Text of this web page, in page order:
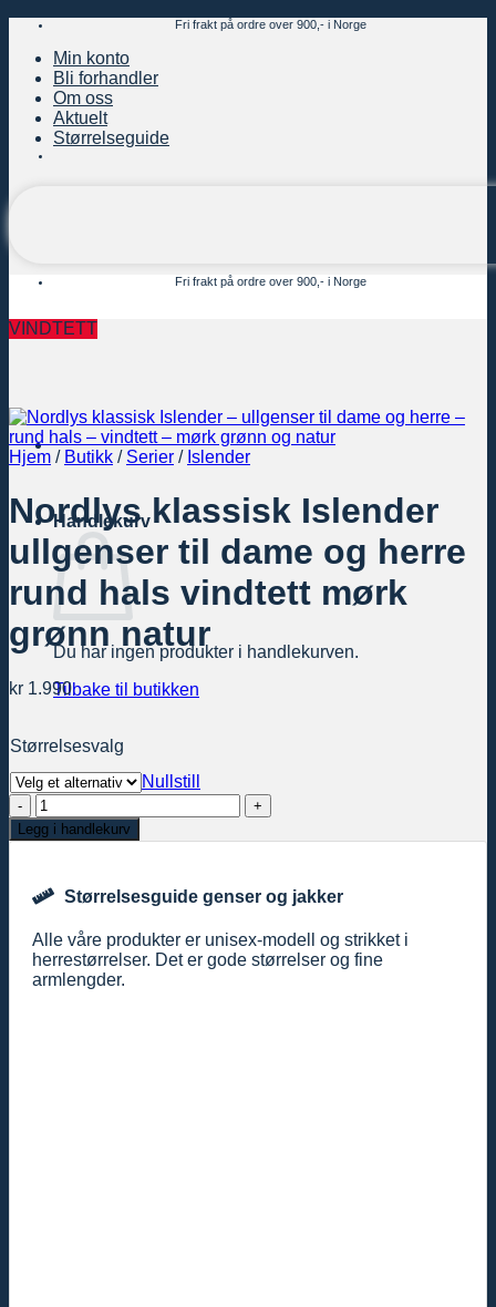
Skip
content
Fri frakt på ordre over 900,- i Norge
Min konto
Bli forhandler
Om oss
Aktuelt
Størrelseguide
Handlekurv
Du har ingen produkter i handlekurven.
Tilbake til butikken
Fri frakt på ordre over 900,- i Norge
VINDTETT
Hjem / Butikk / Serier / Islender
Nordlys klassisk Islender
ullgenser til dame og herre
rund hals vindtett mørk
grønn natur
kr 1.990
Størrelsesvalg
Nullstill
Nordlys
klassisk
Islender
dame
herre
rund
hals
Legg i handlekurv
Størrelsesguide genser og jakker
Alle våre produkter er unisex-modell og strikket i
herrestørrelser. Det er gode størrelser og fine
armlengder.